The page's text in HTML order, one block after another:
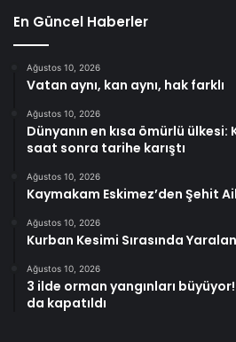
En Güncel Haberler
Ağustos 10, 2026
Vatan aynı, kan aynı, hak farklı
Ağustos 10, 2026
Dünyanın en kısa ömürlü
saat sonra tarihe karıştı
Ağustos 10, 2026
Kaymakam Eskimez’den Şehit
Ağustos 10, 2026
Kurban Kesimi Sırasında
Ağustos 10, 2026
3 ilde orman yangınları
da kapatıldı